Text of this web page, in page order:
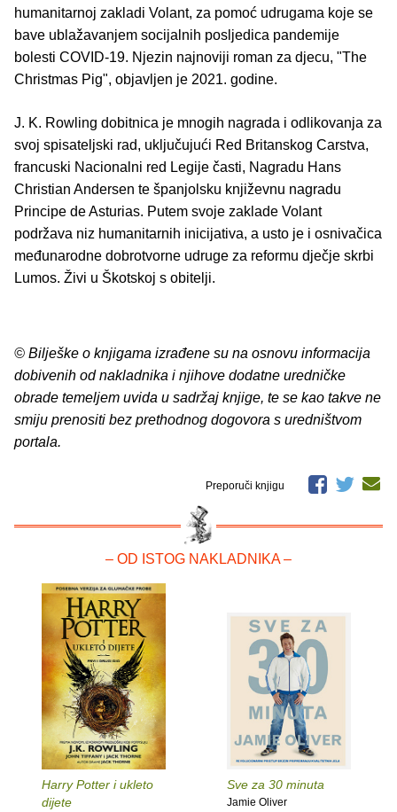
humanitarnoj zakladi Volant, za pomoć udrugama koje se
bave ublažavanjem socijalnih posljedica pandemije
bolesti COVID-19. Njezin najnoviji roman za djecu, "The
Christmas Pig", objavljen je 2021. godine.
J. K. Rowling dobitnica je mnogih nagrada i odlikovanja za
svoj spisateljski rad, uključujući Red Britanskog Carstva,
francuski Nacionalni red Legije časti, Nagradu Hans
Christian Andersen te španjolsku književnu nagradu
Principe de Asturias. Putem svoje zaklade Volant
podržava niz humanitarnih inicijativa, a usto je i osnivačica
međunarodne dobrotvorne udruge za reformu dječje skrbi
Lumos. Živi u Škotskoj s obitelji.
© Bilješke o knjigama izrađene su na osnovu informacija
dobivenih od nakladnika i njihove dodatne uredničke
obrade temeljem uvida u sadržaj knjige, te se kao takve ne
smiju prenositi bez prethodnog dogovora s uredništvom
portala.
Preporuči knjigu
– OD ISTOG NAKLADNIKA –
Harry Potter i ukleto
dijete
Sve za 30 minuta
Jamie Oliver